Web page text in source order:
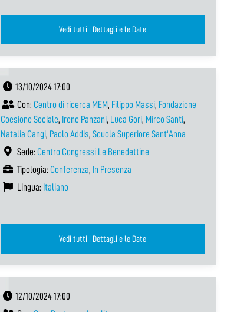
Vedi tutti i Dettagli e le Date
13/10/2024 17:00
Con: Centro di ricerca MEM, Filippo Massi, Fondazione
Coesione Sociale, Irene Panzani, Luca Gori, Mirco Santi,
Natalia Cangi, Paolo Addis, Scuola Superiore Sant'Anna
Sede: Centro Congressi Le Benedettine
Tipologia: Conferenza, In Presenza
Lingua: Italiano
Vedi tutti i Dettagli e le Date
12/10/2024 17:00